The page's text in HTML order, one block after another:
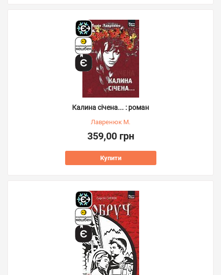
Калина січена... : роман
Лавренюк М.
359,00 грн
Купити